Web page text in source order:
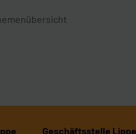
Geschäftsstelle Lippe